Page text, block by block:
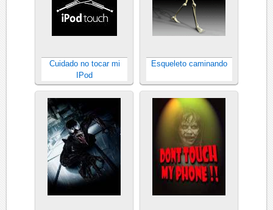
Cuidado no tocar mi
IPod
Esqueleto caminando